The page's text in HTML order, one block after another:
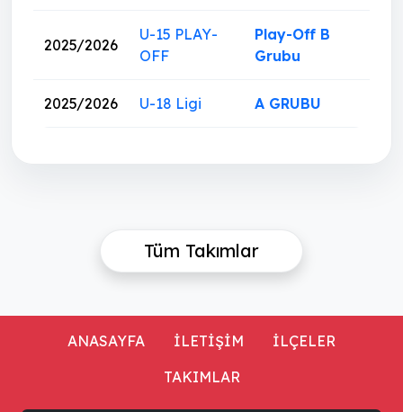
2025/2026
U-15 PLAY-
OFF
Play-Off B
Grubu
2025/2026 U-18 Ligi A GRUBU
Tüm Takımlar
ANASAYFA İLETİŞİM
İLÇELER
TAKIMLAR